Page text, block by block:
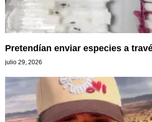
Pretendían enviar especies a
julio 29, 2026